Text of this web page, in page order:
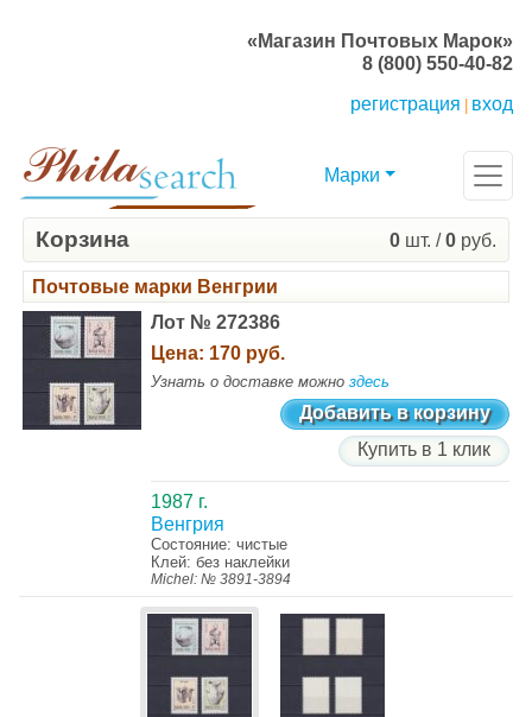
«Магазин Почтовых Марок»
8 (800) 550-40-82
регистрация
вход
Марки
Корзина 0 шт. /0 руб.
Почтовые марки Венгрии
Лот № 272386
Цена: 170 руб.
Узнать о доставке можно здесь
Добавить в корзину
Купить в 1 клик
1987 г.
Венгрия
Состояние: чистые
Клей: без наклейки
Michel: № 3891-3894